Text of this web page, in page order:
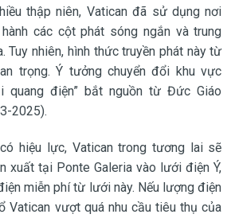
thập niên, Vatican đã sử dụng nơi
các cột phát sóng ngắn và trung
Tuy nhiên, hình thức truyền phát này từ
trọng. Ý tưởng chuyển đổi khu vực
quang điện” bắt nguồn từ Đức Giáo
2025).
hiệu lực, Vatican trong tương lai sẽ
xuất tại Ponte Galeria vào lưới điện Ý,
miễn phí từ lưới này. Nếu lượng điện
Vatican vượt quá nhu cầu tiêu thụ của